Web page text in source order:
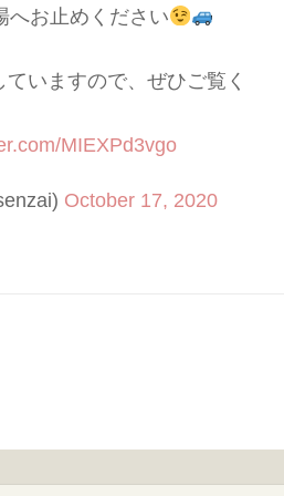
へお止めください
いますので、ぜひご覧く
MIEXPd3vgo
October 17, 2020